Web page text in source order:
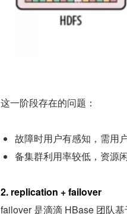
这一阶段存在的问题：
故障时用户有感知，需用
备集群利用率较低，资源
2. replication + failover
failover 是滴滴 HBase 团队